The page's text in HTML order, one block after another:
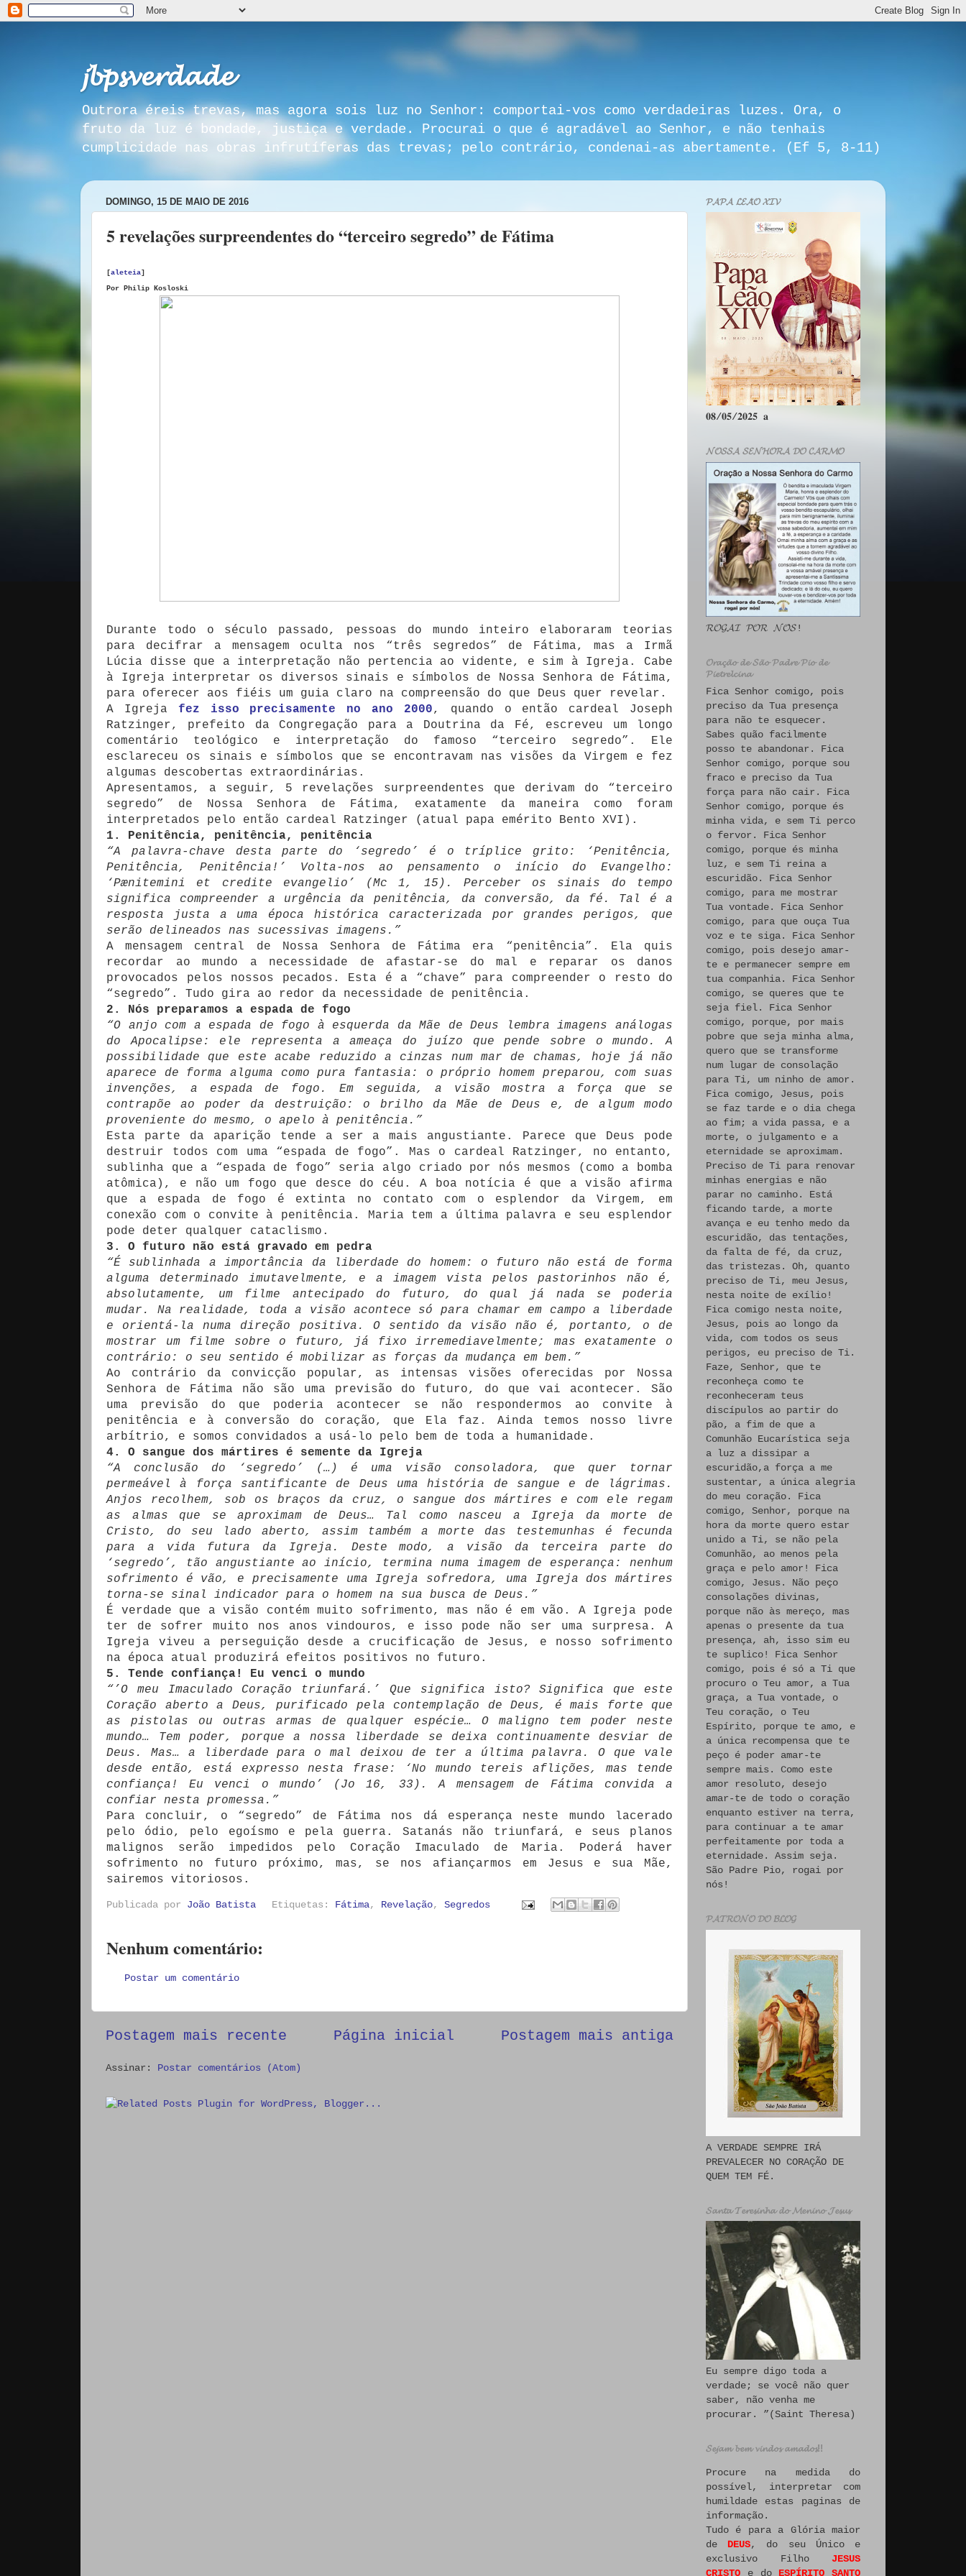
𝓳𝓫𝓹𝓼𝓿𝓮𝓻𝓭𝓪𝓭𝓮
Outrora éreis trevas, mas agora sois luz no Senhor: comportai-vos como verdadeiras luzes. Ora, o
fruto da luz é bondade, justiça e verdade. Procurai o que é agradável ao Senhor, e não tenhais
cumplicidade nas obras infrutíferas das trevas; pelo contrário, condenai-as abertamente. (Ef 5, 8-11)
DOMINGO, 15 DE MAIO DE 2016
5 revelações surpreendentes do “terceiro segredo” de Fátima
[aleteia]
Por Philip Kosloski
Durante todo o século passado, pessoas do mundo inteiro elaboraram teorias
para decifrar a mensagem oculta nos “três segredos” de Fátima, mas a Irmã
Lúcia disse que a interpretação não pertencia ao vidente, e sim à Igreja. Cabe
à Igreja interpretar os diversos sinais e símbolos de Nossa Senhora de Fátima,
para oferecer aos fiéis um guia claro na compreensão do que Deus quer revelar.
A Igreja fez isso precisamente no ano 2000, quando o então cardeal Joseph
Ratzinger, prefeito da Congregação para a Doutrina da Fé, escreveu um longo
comentário teológico e interpretação do famoso “terceiro segredo”. Ele
esclareceu os sinais e símbolos que se encontravam nas visões da Virgem e fez
algumas descobertas extraordinárias.
Apresentamos, a seguir, 5 revelações surpreendentes que derivam do “terceiro
segredo” de Nossa Senhora de Fátima, exatamente da maneira como foram
interpretados pelo então cardeal Ratzinger (atual papa emérito Bento XVI).
1. Penitência, penitência, penitência
“A palavra-chave desta parte do ‘segredo’ é o tríplice grito: ‘Penitência,
Penitência, Penitência!’ Volta-nos ao pensamento o início do Evangelho:
‘Pænitemini et credite evangelio’ (Mc 1, 15). Perceber os sinais do tempo
significa compreender a urgência da penitência, da conversão, da fé. Tal é a
resposta justa a uma época histórica caracterizada por grandes perigos, que
serão delineados nas sucessivas imagens.”
A mensagem central de Nossa Senhora de Fátima era “penitência”. Ela quis
recordar ao mundo a necessidade de afastar-se do mal e reparar os danos
provocados pelos nossos pecados. Esta é a “chave” para compreender o resto do
“segredo”. Tudo gira ao redor da necessidade de penitência.
2. Nós preparamos a espada de fogo
“O anjo com a espada de fogo à esquerda da Mãe de Deus lembra imagens análogas
do Apocalipse: ele representa a ameaça do juízo que pende sobre o mundo. A
possibilidade que este acabe reduzido a cinzas num mar de chamas, hoje já não
aparece de forma alguma como pura fantasia: o próprio homem preparou, com suas
invenções, a espada de fogo. Em seguida, a visão mostra a força que se
contrapõe ao poder da destruição: o brilho da Mãe de Deus e, de algum modo
proveniente do mesmo, o apelo à penitência.”
Esta parte da aparição tende a ser a mais angustiante. Parece que Deus pode
destruir todos com uma “espada de fogo”. Mas o cardeal Ratzinger, no entanto,
sublinha que a “espada de fogo” seria algo criado por nós mesmos (como a bomba
atômica), e não um fogo que desce do céu. A boa notícia é que a visão afirma
que a espada de fogo é extinta no contato com o esplendor da Virgem, em
conexão com o convite à penitência. Maria tem a última palavra e seu esplendor
pode deter qualquer cataclismo.
3. O futuro não está gravado em pedra
“É sublinhada a importância da liberdade do homem: o futuro não está de forma
alguma determinado imutavelmente, e a imagem vista pelos pastorinhos não é,
absolutamente, um filme antecipado do futuro, do qual já nada se poderia
mudar. Na realidade, toda a visão acontece só para chamar em campo a liberdade
e orientá-la numa direção positiva. O sentido da visão não é, portanto, o de
mostrar um filme sobre o futuro, já fixo irremediavelmente; mas exatamente o
contrário: o seu sentido é mobilizar as forças da mudança em bem.”
Ao contrário da convicção popular, as intensas visões oferecidas por Nossa
Senhora de Fátima não são uma previsão do futuro, do que vai acontecer. São
uma previsão do que poderia acontecer se não respondermos ao convite à
penitência e à conversão do coração, que Ela faz. Ainda temos nosso livre
arbítrio, e somos convidados a usá-lo pelo bem de toda a humanidade.
4. O sangue dos mártires é semente da Igreja
“A conclusão do ‘segredo’ (…) é uma visão consoladora, que quer tornar
permeável à força santificante de Deus uma história de sangue e de lágrimas.
Anjos recolhem, sob os braços da cruz, o sangue dos mártires e com ele regam
as almas que se aproximam de Deus… Tal como nasceu a Igreja da morte de
Cristo, do seu lado aberto, assim também a morte das testemunhas é fecunda
para a vida futura da Igreja. Deste modo, a visão da terceira parte do
‘segredo’, tão angustiante ao início, termina numa imagem de esperança: nenhum
sofrimento é vão, e precisamente uma Igreja sofredora, uma Igreja dos mártires
torna-se sinal indicador para o homem na sua busca de Deus.”
É verdade que a visão contém muito sofrimento, mas não é em vão. A Igreja pode
ter de sofrer muito nos anos vindouros, e isso pode não ser uma surpresa. A
Igreja viveu a perseguição desde a crucificação de Jesus, e nosso sofrimento
na época atual produzirá efeitos positivos no futuro.
5. Tende confiança! Eu venci o mundo
“’O meu Imaculado Coração triunfará.’ Que significa isto? Significa que este
Coração aberto a Deus, purificado pela contemplação de Deus, é mais forte que
as pistolas ou outras armas de qualquer espécie… O maligno tem poder neste
mundo… Tem poder, porque a nossa liberdade se deixa continuamente desviar de
Deus. Mas… a liberdade para o mal deixou de ter a última palavra. O que vale
desde então, está expresso nesta frase: ‘No mundo tereis aflições, mas tende
confiança! Eu venci o mundo’ (Jo 16, 33). A mensagem de Fátima convida a
confiar nesta promessa.”
Para concluir, o “segredo” de Fátima nos dá esperança neste mundo lacerado
pelo ódio, pelo egoísmo e pela guerra. Satanás não triunfará, e seus planos
malignos serão impedidos pelo Coração Imaculado de Maria. Poderá haver
sofrimento no futuro próximo, mas, se nos afiançarmos em Jesus e sua Mãe,
sairemos vitoriosos.
Publicada por João Batista Etiquetas: Fátima, Revelação,Segredos
Nenhum comentário:
Postar um comentário
Postagem mais recente Postagem mais antiga
Página inicial
Assinar: Postar comentários (Atom)
𝓟𝓐𝓟𝓐 𝓛𝓔𝓐̃𝓞 𝓧𝓘𝓥
𝟎𝟖/𝟎𝟓/𝟐𝟎𝟐𝟓 𝐚
𝓝𝓞𝓢𝓢𝓐 𝓢𝓔𝓝𝓗𝓞𝓡𝓐 𝓓𝓞 𝓒𝓐𝓡𝓜𝓞
𝓡𝓞𝓖𝓐𝓘 𝓟𝓞𝓡 𝓝𝓞́𝓢!
𝓞𝓻𝓪𝓬̧𝓪̃𝓸 𝓭𝓮 𝓢𝓪̃𝓸 𝓟𝓪𝓭𝓻𝓮 𝓟𝓲𝓸 𝓭𝓮
𝓟𝓲𝓮𝓽𝓻𝓮𝓵𝓬𝓲𝓷𝓪
Fica Senhor comigo, pois
preciso da Tua presença
para não te esquecer.
Sabes quão facilmente
posso te abandonar. Fica
Senhor comigo, porque sou
fraco e preciso da Tua
força para não cair. Fica
Senhor comigo, porque és
minha vida, e sem Ti perco
o fervor. Fica Senhor
comigo, porque és minha
luz, e sem Ti reina a
escuridão. Fica Senhor
comigo, para me mostrar
Tua vontade. Fica Senhor
comigo, para que ouça Tua
voz e te siga. Fica Senhor
comigo, pois desejo amar-
te e permanecer sempre em
tua companhia. Fica Senhor
comigo, se queres que te
seja fiel. Fica Senhor
comigo, porque, por mais
pobre que seja minha alma,
quero que se transforme
num lugar de consolação
para Ti, um ninho de amor.
Fica comigo, Jesus, pois
se faz tarde e o dia chega
ao fim; a vida passa, e a
morte, o julgamento e a
eternidade se aproximam.
Preciso de Ti para renovar
minhas energias e não
parar no caminho. Está
ficando tarde, a morte
avança e eu tenho medo da
escuridão, das tentações,
da falta de fé, da cruz,
das tristezas. Oh, quanto
preciso de Ti, meu Jesus,
nesta noite de exílio!
Fica comigo nesta noite,
Jesus, pois ao longo da
vida, com todos os seus
perigos, eu preciso de Ti.
Faze, Senhor, que te
reconheça como te
reconheceram teus
discípulos ao partir do
pão, a fim de que a
Comunhão Eucarística seja
a luz a dissipar a
escuridão,a força a me
sustentar, a única alegria
do meu coração. Fica
comigo, Senhor, porque na
hora da morte quero estar
unido a Ti, se não pela
Comunhão, ao menos pela
graça e pelo amor! Fica
comigo, Jesus. Não peço
consolações divinas,
porque não às mereço, mas
apenas o presente da tua
presença, ah, isso sim eu
te suplico! Fica Senhor
comigo, pois é só a Ti que
procuro o Teu amor, a Tua
graça, a Tua vontade, o
Teu coração, o Teu
Espírito, porque te amo, e
a única recompensa que te
peço é poder amar-te
sempre mais. Como este
amor resoluto, desejo
amar-te de todo o coração
enquanto estiver na terra,
para continuar a te amar
perfeitamente por toda a
eternidade. Assim seja.
São Padre Pio, rogai por
nós!
𝓟𝓐𝓣𝓡𝓞𝓝𝓞 𝓓𝓞 𝓑𝓛𝓞𝓖
A VERDADE SEMPRE IRÁ
PREVALECER NO CORAÇÃO DE
QUEM TEM FÉ.
𝓢𝓪𝓷𝓽𝓪 𝓣𝓮𝓻𝓮𝓼𝓲𝓷𝓱𝓪 𝓭𝓸 𝓜𝓮𝓷𝓲𝓷𝓸 𝓙𝓮𝓼𝓾𝓼
Eu sempre digo toda a
verdade; se você não quer
saber, não venha me
procurar. ”(Saint Theresa)
𝓢𝓮𝓳𝓪𝓶 𝓫𝓮𝓶 𝓿𝓲𝓷𝓭𝓸𝓼 𝓪𝓶𝓪𝓭𝓸𝓼!!
Procure na medida do
possível, interpretar com
humildade estas paginas de
informação.
Tudo é para a Glória maior
de DEUS, do seu Único e
exclusivo Filho JESUS
CRISTO e do ESPÍRITO SANTO